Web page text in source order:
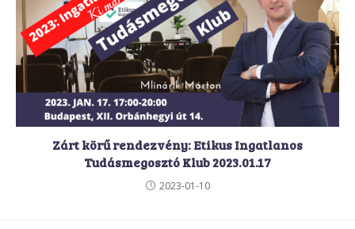
Zárt körű rendezvény: Etikus Ingatlanos
Tudásmegosztó Klub 2023.01.17
2023-01-10